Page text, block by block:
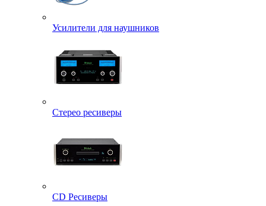
Усилители для наушников
Стерео ресиверы
CD Ресиверы